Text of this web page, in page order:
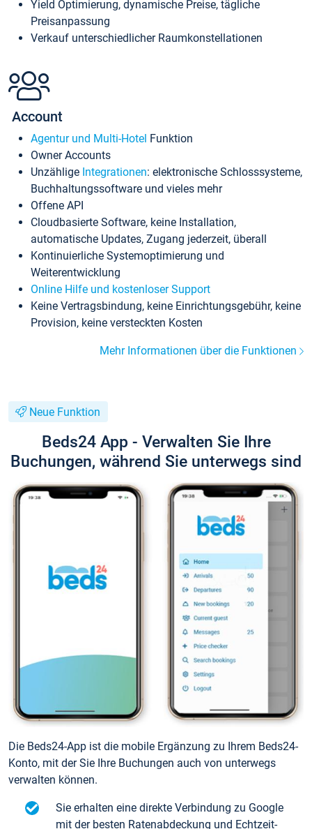
Yield Optimierung, dynamische Preise, tägliche
Preisanpassung
Verkauf unterschiedlicher Raumkonstellationen
Account
Agentur und Multi-Hotel Funktion
Owner Accounts
Unzählige Integrationen: elektronische Schlosssysteme,
Buchhaltungssoftware und vieles mehr
Offene API
Cloudbasierte Software, keine Installation,
automatische Updates, Zugang jederzeit, überall
Kontinuierliche Systemoptimierung und
Weiterentwicklung
Online Hilfe und kostenloser Support
Keine Vertragsbindung, keine Einrichtungsgebühr, keine
Provision, keine versteckten Kosten
Mehr Informationen über die Funktionen
Neue Funktion
Beds24 App - Verwalten Sie Ihre
Buchungen, während Sie unterwegs sind
Die Beds24-App ist die mobile Ergänzung zu Ihrem Beds24-
Konto, mit der Sie Ihre Buchungen auch von unterwegs
verwalten können.
Sie erhalten eine direkte Verbindung zu Google
mit der besten Ratenabdeckung und Echtzeit-